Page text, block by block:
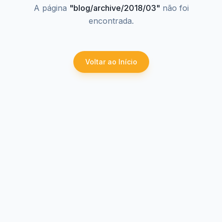
A página "blog/archive/2018/03" não foi
encontrada.
Voltar ao Início